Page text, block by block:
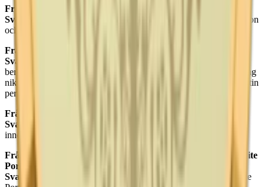
Fråga: Vilka varianter av Ettan snus finns det?
Svar:
Det finns tre varianter av Ettan snus: Ettan Lös, Ettan Portion
och Ettan Vit.
Fråga: Hur mycket nikotin innehåller Ettan?
Svar:
beroende på prillans storlek. Ettan Original Portion innehåller 8 mg
nikotin per prilla, och Ettan White Portion innehåller 7,7 mg nikotin
per prilla.
Fråga: Hur många prillor finns det i en dosa Ettan portion?
Svar:
innehåller 24 prillor.
Fråga: När lanserades Ettan Original Portion och Ettan White
Portion?
Svar:
Ettan Original Portion lanserades 1990, medan Ettan White